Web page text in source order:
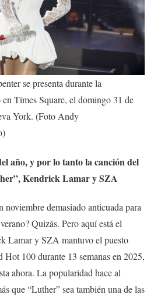
se presenta durante la
Times Square, el domingo 31 de
York. (Foto Andy
año, y por lo tanto la canción del
Kendrick Lamar y SZA
noviembre demasiado anticuada para
Quizás. Pero aquí está el
Lamar y SZA mantuvo el puesto
100 durante 13 semanas en 2025,
ahora. La popularidad hace al
que “Luther” sea también una de las